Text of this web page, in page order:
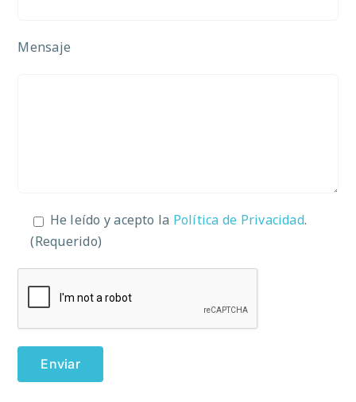
Mensaje
He leído y acepto la Política de Privacidad.
(Requerido)